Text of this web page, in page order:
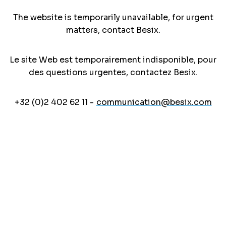
The website is temporarily unavailable, for urgent
matters, contact Besix.
Le site Web est temporairement indisponible, pour
des questions urgentes, contactez Besix.
+32 (0)2 402 62 11 - communication@besix.com